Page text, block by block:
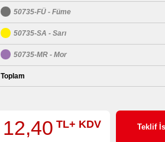
50735-FÜ - Füme
50735-SA - Sarı
50735-MR - Mor
Toplam
12,40 TL+ KDV Teklif